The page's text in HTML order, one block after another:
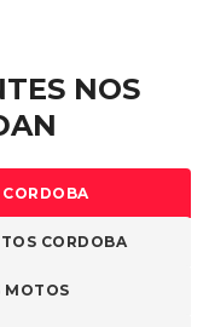
NOS
CORDOBA
MOTOS